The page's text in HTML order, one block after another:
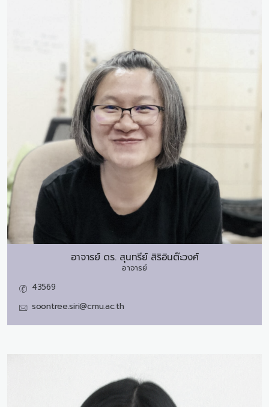
อาจารย์ ดร. สุนทรีย์ สิริอินต๊ะวงศ์
อาจารย์
43569
soontree.siri@cmu.ac.th